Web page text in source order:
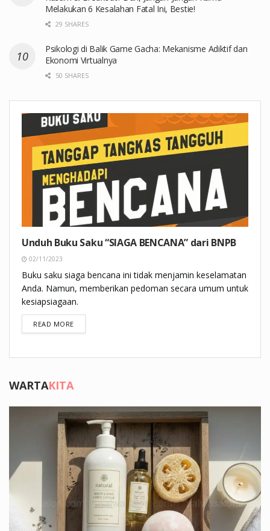
Melakukan 6 Kesalahan Fatal Ini, Bestie!
29 SHARES
Psikologi di Balik Game Gacha: Mekanisme Adiktif dan
Ekonomi Virtualnya
50 SHARES
Unduh Buku Saku “SIAGA BENCANA” dari BNPB
02/11/2023
Buku saku siaga bencana ini tidak menjamin keselamatan
Anda. Namun, memberikan pedoman secara umum untuk
kesiapsiagaan.
READ MOREDETAILS
WARTAKITA